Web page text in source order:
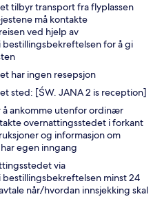
tilbyr transport fra flyplassen
må kontakte
ved hjelp av
for å gi
har ingen resepsjon
sted: [ŚW. JANA 2 is reception]
å ankomme utenfor ordinær
overnattingsstedet i forkant
og informasjon om
egen inngang
via
minst 24
når/hvordan innsjekking skal